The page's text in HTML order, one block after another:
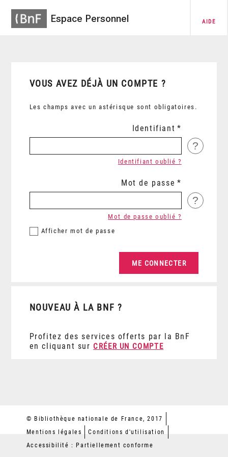
Espace Personnel AIDE
VOUS AVEZ DÉJÀ UN COMPTE ?
Les champs avec un astérisque sont obligatoires.
Identifiant
?
Identifiant oublié ?
Mot de passe
?
Afficher mot de passe
Mot de passe oublié ?
NOUVEAU À LA BNF ?
Profitez des services offerts par la BnF
en cliquant sur CRÉER UN COMPTE
© Bibliothèque nationale de France, 2017
Mentions légales
Conditions d'utilisation
Accessibilité : Partiellement conforme